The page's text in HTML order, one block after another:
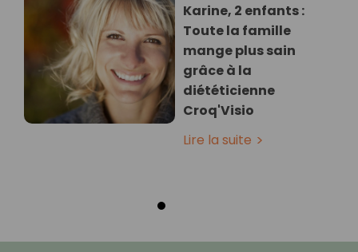
Karine, 2 enfants :
Toute la famille
mange plus sain
grâce à la
diététicienne
Croq'Visio
Lire la suite